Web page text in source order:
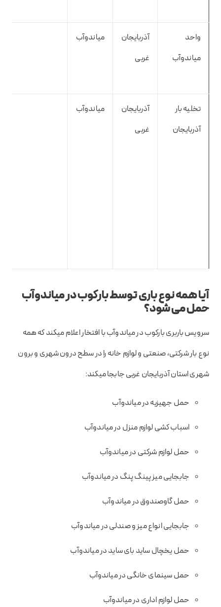
واحد
میاندوآب
آذربایجان
غربی
میاندوآب
تخلیه بار
آذربایجان
آذربایجان
غربی
میاندوآب
آیا همه نوع باری توسط بارکوب در میاندوآب
حمل می شود؟
سرویس باربری بارکوب در میاندوآب با افتخار اعلام میکند که همه
نوع بار شرکتی، صنعتی و لوازم خانه را در سطح درون شهری و برون
شهری استان آذربایجان غربی جابجا میکند:
حمل جهیزیه در میاندوآب
اسباب کشی لوازم منزل در میاندوآب
حمل لوازم شرکتی در میاندوآب
جابجایی میز پینگ پنگ در میاندوآب
حمل گاوصندوق در میاندوآب
جابجایی انواع میز و صندلی در میاندوآب
حمل یخچال ساید بای ساید در میاندوآب
حمل سینمای خانگی در میاندوآب
حمل لوازم اداری در میاندوآب